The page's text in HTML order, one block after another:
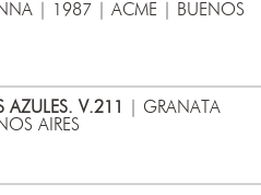
| 1987 | ACME | BUENOS
AZULES. V.211
| GRANATA
AIRES